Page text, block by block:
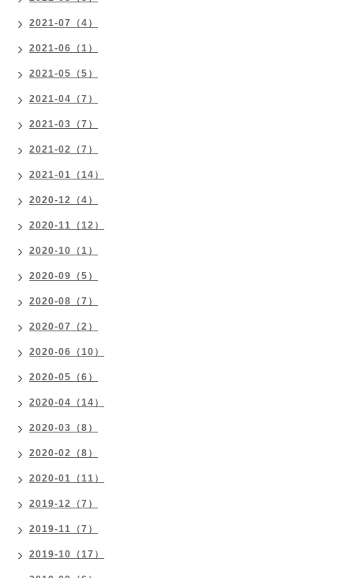
2021-07（4）
2021-06（1）
2021-05（5）
2021-04（7）
2021-03（7）
2021-02（7）
2021-01（14）
2020-12（4）
2020-11（12）
2020-10（1）
2020-09（5）
2020-08（7）
2020-07（2）
2020-06（10）
2020-05（6）
2020-04（14）
2020-03（8）
2020-02（8）
2020-01（11）
2019-12（7）
2019-11（7）
2019-10（17）